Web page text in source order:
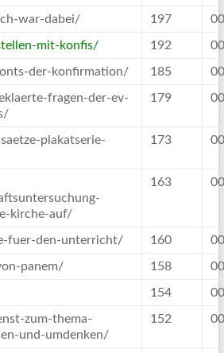
war-dabei/ 197
mit-konfis/ 192
der-konfirmation/ 185
fragen-der-ev-
179
plakatserie-
173
kirche-auf/
163
fuer-den-unterricht/ 160
panem/ 158
154
zum-thema-
und-umdenken/
152